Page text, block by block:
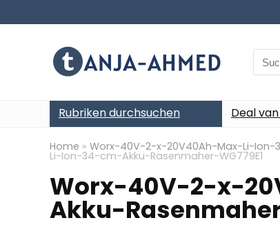
for:
Rubriken durchsuchen Deal
Home » Worx-40V-2-x-20V40Ah-Max-Li-Ion-
Li-Ion-34-cm-Akku-Rasenmaher-WG779E1
Worx-40V-2-x-
Akku-